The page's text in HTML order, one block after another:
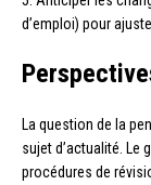
d’emploi) pour
La question de la
sujet d’actualité. Le
procédures de